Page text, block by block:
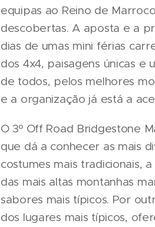
equipas ao Reino de
descobertas. A aposta e a
dias de umas mini férias
dos 4x4, paisagens únicas e
de todos, pelos melhores
e a organização já está a
O 3º Off Road Bridgestone
que dá a conhecer as mais
costumes mais tradicionais,
das mais altas montanhas
sabores mais típicos. Por
dos lugares mais típicos,